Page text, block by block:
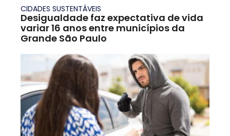
CIDADES SUSTENTÁVEIS
Desigualdade faz expectativa de vida
variar 16 anos entre municípios da
Grande São Paulo